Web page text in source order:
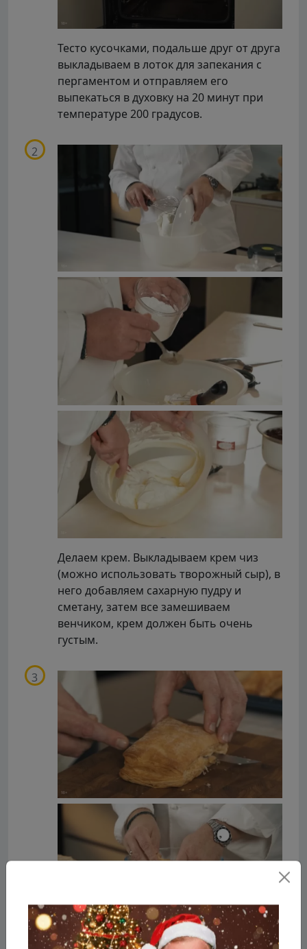
Тесто кусочками, подальше друг от друга
выкладываем в лоток для запекания с
пергаментом и отправляем его
выпекаться в духовку на 20 минут при
температуре 200 градусов.
Делаем крем. Выкладываем крем чиз
(можно использовать творожный сыр), в
него добавляем сахарную пудру и
сметану, затем все замешиваем
венчиком, крем должен быть очень
густым.